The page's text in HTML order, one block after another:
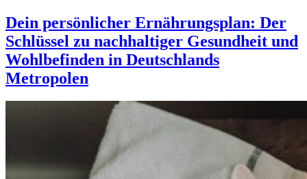
Dein persönlicher Ernährungsplan: Der
Schlüssel zu nachhaltiger Gesundheit und
Wohlbefinden in Deutschlands
Metropolen